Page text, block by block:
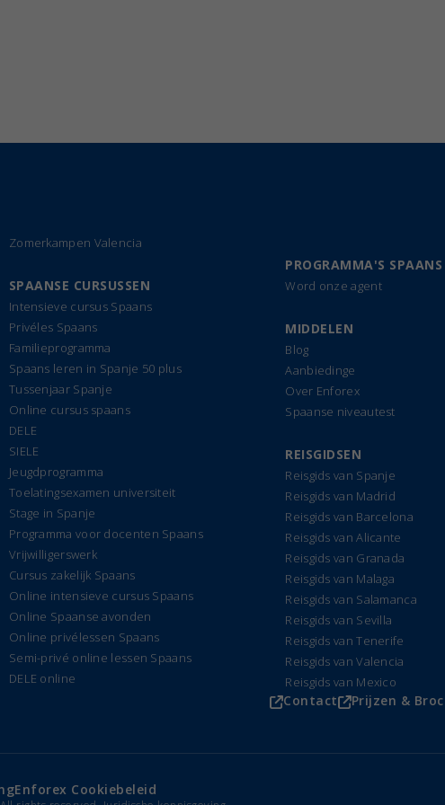
Zomerkampen Valencia
SPAANSE CURSUSSEN
Intensieve cursus Spaans
Privéles Spaans
Familieprogramma
Spaans leren in Spanje 50 plus
Tussenjaar Spanje
Online cursus spaans
DELE
SIELE
Jeugdprogramma
Toelatingsexamen universiteit
Stage in Spanje
Programma voor docenten Spaans
Vrijwilligerswerk
Cursus zakelijk Spaans
Online intensieve cursus Spaans
Online Spaanse avonden
Online privélessen Spaans
Semi-privé online lessen Spaans
DELE online
PROGRAMMA'S
Word onze agent
MIDDELEN
Blog
Aanbiedinge
Over Enforex
Spaanse niveautest
REISGIDSEN
Reisgids van Spanje
Reisgids van Madrid
Reisgids van Barcelona
Reisgids van Alicante
Reisgids van Granada
Reisgids van Malaga
Reisgids van Salamanca
Reisgids van Sevilla
Reisgids van Tenerife
Reisgids van Valencia
Reisgids van Mexico
Contact Prijzen &
Enforex Cookiebeleid